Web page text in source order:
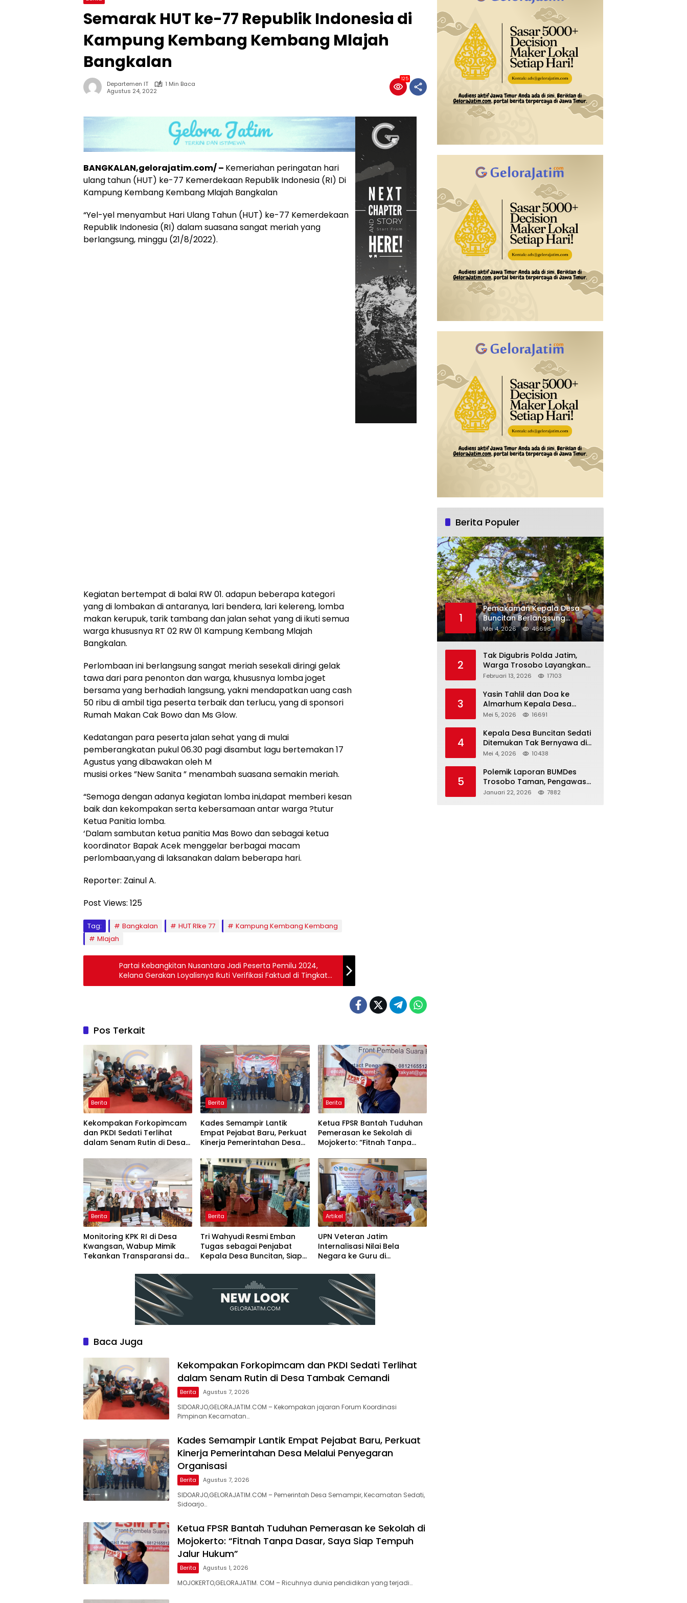
Semarak HUT ke-77 Republik Indonesia di
Kampung Kembang Kembang Mlajah
Bangkalan
Departemen IT
1 Min Baca
Agustus 24, 2022
125
BANGKALAN,gelorajatim.com/ – Kemeriahan peringatan hari
ulang tahun (HUT) ke-77 Kemerdekaan Republik Indonesia (RI) Di
Kampung Kembang Kembang Mlajah Bangkalan
“Yel-yel menyambut Hari Ulang Tahun (HUT) ke-77 Kemerdekaan
Republik Indonesia (RI) dalam suasana sangat meriah yang
berlangsung, minggu (21/8/2022).
Kegiatan bertempat di balai RW 01. adapun beberapa kategori
yang di lombakan di antaranya, lari bendera, lari kelereng, lomba
makan kerupuk, tarik tambang dan jalan sehat yang di ikuti semua
warga khususnya RT 02 RW 01 Kampung Kembang Mlajah
Bangkalan.
Perlombaan ini berlangsung sangat meriah sesekali diringi gelak
tawa dari para penonton dan warga, khususnya lomba joget
bersama yang berhadiah langsung, yakni mendapatkan uang cash
50 ribu di ambil tiga peserta terbaik dan terlucu, yang di sponsori
Rumah Makan Cak Bowo dan Ms Glow.
Kedatangan para peserta jalan sehat yang di mulai
pemberangkatan pukul 06.30 pagi disambut lagu bertemakan 17
Agustus yang dibawakan oleh M
musisi orkes ”New Sanita ” menambah suasana semakin meriah.
“Semoga dengan adanya kegiatan lomba ini,dapat memberi kesan
baik dan kekompakan serta kebersamaan antar warga ?tutur
Ketua Panitia lomba.
‘Dalam sambutan ketua panitia Mas Bowo dan sebagai ketua
koordinator Bapak Acek menggelar berbagai macam
perlombaan,yang di laksanakan dalam beberapa hari.
Reporter: Zainul A.
Post Views: 125
Tag: Bangkalan HUT RIke 77
Kampung Kembang Kembang
Mlajah
Partai Kebangkitan Nusantara Jadi Peserta Pemilu 2024,
Kelana Gerakan Loyalisnya Ikuti Verifikasi Faktual di Tingkat
Kabupaten Kota se-Jatim
Pos Terkait
Berita
Kekompakan Forkopimcam
dan PKDI Sedati Terlihat
dalam Senam Rutin di Desa
Berita
Kades Semampir Lantik
Empat Pejabat Baru, Perkuat
Kinerja Pemerintahan Desa
Organisasi
Berita
Ketua FPSR Bantah Tuduhan
Pemerasan ke Sekolah di
Mojokerto: “Fitnah Tanpa
Jalur Hukum”
Berita
Monitoring KPK RI di Desa
Kwangsan, Wabup Mimik
Tekankan Transparansi dan
Berita
Tri Wahyudi Resmi Emban
Tugas sebagai Penjabat
Kepala Desa Buncitan, Siap
Pembangunan
Artikel
UPN Veteran Jatim
Internalisasi Nilai Bela
Negara ke Guru di
Baca Juga
Kekompakan Forkopimcam dan PKDI Sedati Terlihat
dalam Senam Rutin di Desa Tambak Cemandi
Berita Agustus 7, 2026
SIDOARJO,GELORAJATIM.COM – Kekompakan jajaran Forum Koordinasi
Pimpinan Kecamatan…
Kades Semampir Lantik Empat Pejabat Baru, Perkuat
Kinerja Pemerintahan Desa Melalui Penyegaran
Organisasi
Berita Agustus 7, 2026
SIDOARJO,GELORAJATIM.COM – Pemerintah Desa Semampir, Kecamatan Sedati,
Sidoarjo…
Ketua FPSR Bantah Tuduhan Pemerasan ke Sekolah di
Mojokerto: “Fitnah Tanpa Dasar, Saya Siap Tempuh
Jalur Hukum”
Berita Agustus 1, 2026
MOJOKERTO,GELORAJATIM. COM – Ricuhnya dunia pendidikan yang terjadi…
Berita Populer
1
Pemakaman Kepala Desa
Buncitan Berlangsung
Khidmat,Ratusan Warga Larut
Dalam Duka Yang Mendalam
Mei 4, 2026 46696
2
Tak Digubris Polda Jatim,
Warga Trosobo Layangkan
Dumas Dugaan Korupsi
Kapolri
Februari 13, 2026 17103
3
Yasin Tahlil dan Doa ke
Almarhum Kepala Desa
Buncitan Digelar Dua Lokasi
Mei 5, 2026 16691
4
Kepala Desa Buncitan Sedati
Ditemukan Tak Bernyawa di
Ruang Kerja, Dugaan Bunuh
Mei 4, 2026 10438
5
Polemik Laporan BUMDes
Trosobo Taman, Pengawas
Walk Out dan Sebut
Januari 22, 2026 7882